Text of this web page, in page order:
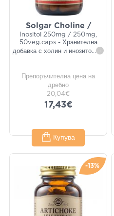
Solgar Choline /
Inositol 250mg / 250mg,
50veg.caps - Хранителна
добавка с холин и инозито... i
Препоръчителна цена на
дребно
20,04€
17,43€
Купува
-13%